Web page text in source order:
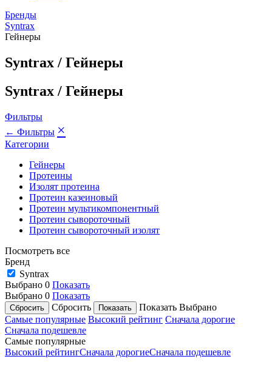
Бренды
Syntrax
Гейнеры
Syntrax / Гейнеры
Syntrax / Гейнеры
Фильтры
← Фильтры ×
Категории
Гейнеры
Протеины
Изолят протеина
Протеин казеиновый
Протеин мультикомпонентный
Протеин сывороточный
Протеин сывороточный изолят
Посмотреть все
Бренд
Syntrax
Выбрано 0 Показать
Выбрано 0 Показать
Сбросить
Показать Выбрано
Самые популярные Высокий рейтинг Сначала дорогие
Сначала подешевле
Самые популярные
Высокий рейтингСначала дорогиеСначала подешевле